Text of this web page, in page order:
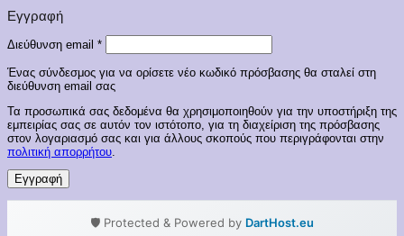
Εγγραφή
Διεύθυνση email *Απαιτείται
Ένας σύνδεσμος για να ορίσετε νέο κωδικό πρόσβασης θα σταλεί στη
διεύθυνση email σας
Τα προσωπικά σας δεδομένα θα χρησιμοποιηθούν για την υποστήριξη της
εμπειρίας σας σε αυτόν τον ιστότοπο, για τη διαχείριση της πρόσβασης
στον λογαριασμό σας και για άλλους σκοπούς που περιγράφονται στην
πολιτική απορρήτου
Εγγραφή
🛡️ Protected & Powered by DartHost.eu